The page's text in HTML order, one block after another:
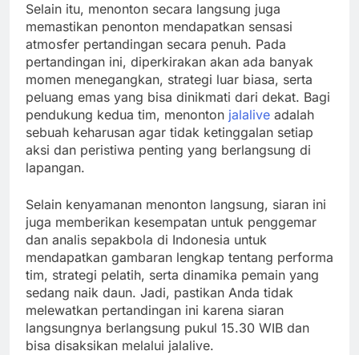
Selain itu, menonton secara langsung juga
memastikan penonton mendapatkan sensasi
atmosfer pertandingan secara penuh. Pada
pertandingan ini, diperkirakan akan ada banyak
momen menegangkan, strategi luar biasa, serta
peluang emas yang bisa dinikmati dari dekat. Bagi
pendukung kedua tim, menonton jalalive adalah
sebuah keharusan agar tidak ketinggalan setiap
aksi dan peristiwa penting yang berlangsung di
lapangan.
Selain kenyamanan menonton langsung, siaran ini
juga memberikan kesempatan untuk penggemar
dan analis sepakbola di Indonesia untuk
mendapatkan gambaran lengkap tentang performa
tim, strategi pelatih, serta dinamika pemain yang
sedang naik daun. Jadi, pastikan Anda tidak
melewatkan pertandingan ini karena siaran
langsungnya berlangsung pukul 15.30 WIB dan
bisa disaksikan melalui jalalive.